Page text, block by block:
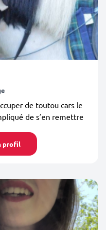
de toutou cars le
de s’en remettre
profil